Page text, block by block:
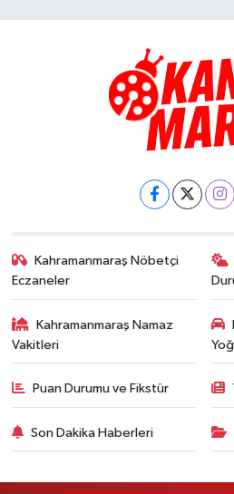
Kahramanmaraş Nöbetçi
Eczaneler
Kahramanmaraş Namaz
Vakitleri
Puan Durumu ve Fikstür
Son Dakika Haberleri